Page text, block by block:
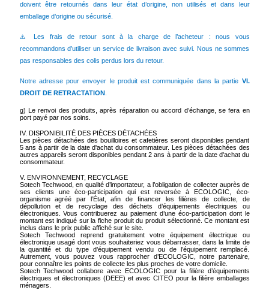
doivent être retournés dans leur état d’origine, non utilisés et dans leur
emballage d’origine ou sécurisé.
⚠️
Les frais de retour sont à la charge de l’acheteur : nous vous
recommandons d’utiliser un service de livraison avec suivi. Nous ne sommes
pas responsables des colis perdus lors du retour.
Notre adresse pour envoyer le produit est communiquée dans la partie VI.
DROIT DE RETRACTATION
g) Le renvoi des produits, après réparation ou accord d’échange, se fera en
port payé par nos soins.
IV. DISPONIBILITÉ DES PIÈCES DÉTACHÉES
Les pièces détachées des bouilloires et cafetières seront disponibles pendant
5 ans à partir de la date d'achat du consommateur. Les pièces détachées des
autres appareils seront disponibles pendant 2 ans à partir de la date d'achat du
consommateur.
V. ENVIRONNEMENT, RECYCLAGE
Sotech Techwood, en qualité d’importateur, a l’obligation de collecter auprès de
ses clients une éco-participation qui est reversée à ECOLOGIC, éco-
organisme agréé par l’État, afin de financer les filières de collecte, de
dépollution et de recyclage des déchets d’équipements électriques ou
électroniques. Vous contribuerez au paiement d’une éco-participation dont le
montant est indiqué sur la fiche produit du produit sélectionné. Ce montant est
inclus dans le prix public affiché sur le site.
Sotech Techwood reprend gratuitement votre équipement électrique ou
électronique usagé dont vous souhaiteriez vous débarrasser, dans la limite de
la quantité et du type d’équipement vendu ou de l’équipement remplacé.
Autrement, vous pouvez vous rapprocher d’ECOLOGIC, notre partenaire,
pour connaître les points de collecte les plus proches de votre domicile.
Sotech Techwood collabore avec ECOLOGIC pour la filière d’équipements
électriques et électroniques (DEEE) et avec CITEO pour la filière emballages
ménagers.